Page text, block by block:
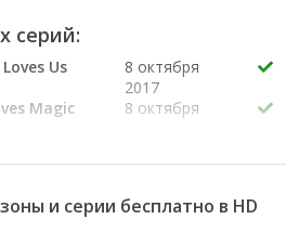
великими мастерами
серий:
Us
8 октября
2017
Magic
8 октября
2017
2017
и серии бесплатно в HD